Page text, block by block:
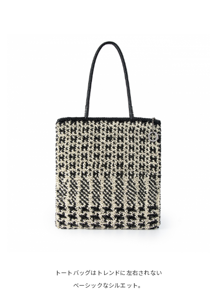
トートバッグはトレンドに左右されない
ベーシックなシルエット。